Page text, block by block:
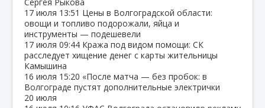
17 июля 13:51 Цены в Волгоградской области:
овощи и топливо подорожали, яйца и
инструменты — подешевели
17 июля 09:44 Кража под видом помощи: СК
расследует хищение денег с карты жительницы
Камышина
16 июля 15:20 «После матча — без пробок: в
Волгограде пустят дополнительные электрички
20 июля